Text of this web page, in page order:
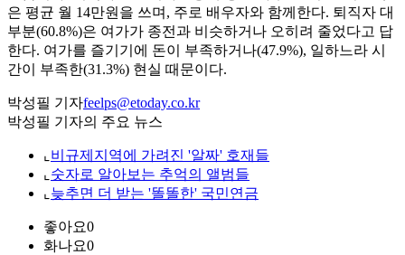
은 평균 월 14만원을 쓰며, 주로 배우자와 함께한다. 퇴직자 대
부분(60.8%)은 여가가 종전과 비슷하거나 오히려 줄었다고 답
한다. 여가를 즐기기에 돈이 부족하거나(47.9%), 일하느라 시
간이 부족한(31.3%) 현실 때문이다.
박성필 기자feelps@etoday.co.kr
박성필 기자의 주요 뉴스
⌞ 비규제지역에 가려진 '알짜' 호재들
⌞ 숫자로 알아보는 추억의 앨범들
⌞ 늦추면 더 받는 '똘똘한' 국민연금
좋아요0
화나요0